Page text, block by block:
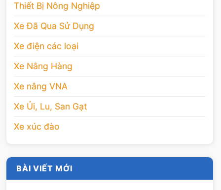
Thiết Bị Nông Nghiệp
Xe Đã Qua Sử Dụng
Xe điện các loại
Xe Nâng Hàng
Xe nâng VNA
Xe Ủi, Lu, San Gạt
Xe xúc đào
BÀI VIẾT MỚI